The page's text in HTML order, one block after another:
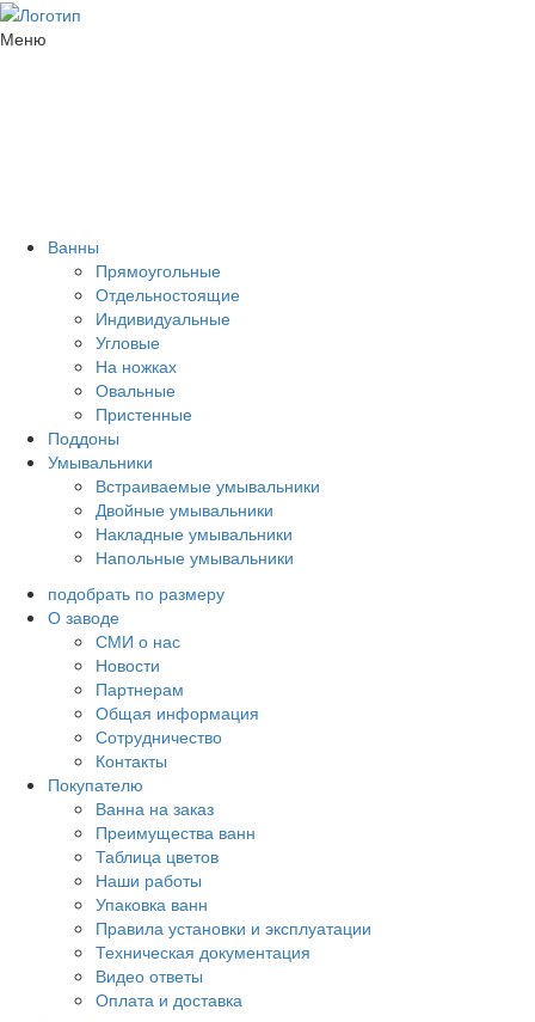
Меню
Ванны
Прямоугольные
Отдельностоящие
Индивидуальные
Угловые
На ножках
Овальные
Пристенные
Поддоны
Умывальники
Встраиваемые умывальники
Двойные умывальники
Накладные умывальники
Напольные умывальники
подобрать по размеру
О заводе
СМИ о нас
Новости
Партнерам
Общая информация
Сотрудничество
Контакты
Покупателю
Ванна на заказ
Преимущества ванн
Таблица цветов
Наши работы
Упаковка ванн
Правила установки и эксплуатации
Техническая документация
Видео ответы
Оплата и доставка